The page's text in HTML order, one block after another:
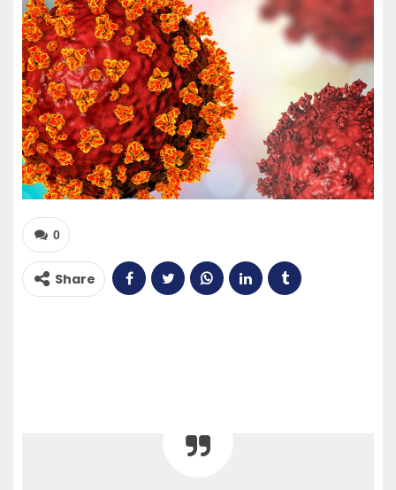
0
Share